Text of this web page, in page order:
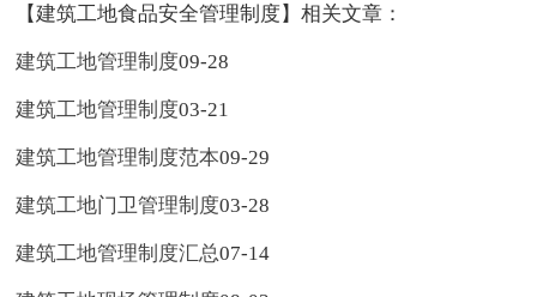
【建筑工地食品安全管理制度】相关文章：
建筑工地管理制度09-28
建筑工地管理制度03-21
建筑工地管理制度范本09-29
建筑工地门卫管理制度03-28
建筑工地管理制度汇总07-14